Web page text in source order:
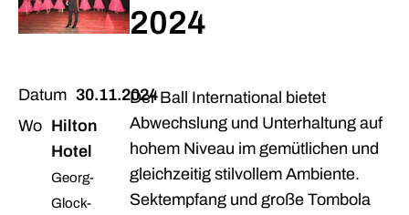
Datum 30.11.2024
Wo Hilton
Hotel
Georg-
Glock-
2024
Der Ball International bietet
Abwechslung und Unterhaltung auf
hohem Niveau im gemütlichen und
gleichzeitig stilvollem Ambiente.
Sektempfang und große Tombola